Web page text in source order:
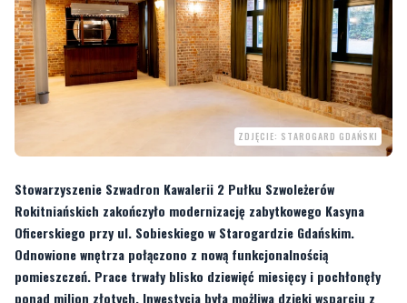
ZDJĘCIE: STAROGARD GDAŃSKI
Stowarzyszenie Szwadron Kawalerii 2 Pułku Szwoleżerów
Rokitniańskich zakończyło modernizację zabytkowego Kasyna
Oficerskiego przy ul. Sobieskiego w Starogardzie Gdańskim.
Odnowione wnętrza połączono z nową funkcjonalnością
pomieszczeń. Prace trwały blisko dziewięć miesięcy i pochłonęły
ponad milion złotych. Inwestycja była możliwa dzięki wsparciu z